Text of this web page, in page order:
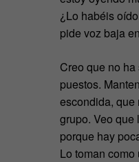
¿Lo habéis
pide voz baja
Creo que no
puestos.
escondida, que
grupo. Veo
porque hay
Lo toman